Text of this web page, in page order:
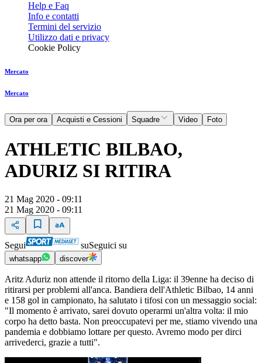
Help e Faq
Info e contatti
Termini del servizio
Utilizzo dati e privacy
Cookie Policy
Mercato
Mercato
Ora per ora Acquisti e Cessioni Squadre Video Foto
ATHLETIC BILBAO,
ADURIZ SI RITIRA
21 Mag 2020 - 09:11
21 Mag 2020 - 09:11
Segui suSeguici su
whatsapp discover
Aritz Aduriz non attende il ritorno della Liga: il 39enne ha deciso di
ritirarsi per problemi all'anca. Bandiera dell'Athletic Bilbao, 14 anni
e 158 gol in campionato, ha salutato i tifosi con un messaggio social:
"Il momento è arrivato, sarei dovuto operarmi un'altra volta: il mio
corpo ha detto basta. Non preoccupatevi per me, stiamo vivendo una
pandemia e dobbiamo lottare per questo. Avremo modo per dirci
arrivederci, grazie a tutti".